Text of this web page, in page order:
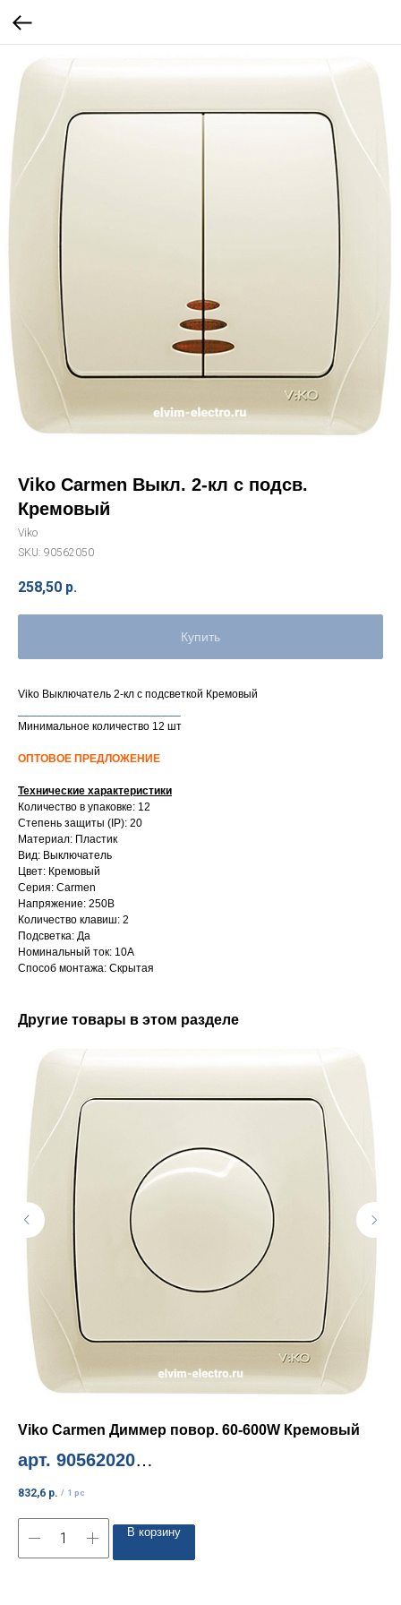
Viko Carmen Выкл. 2-кл с подсв.
Кремовый
Viko
SKU: 90562050
258,50 р.
Купить
Viko Выключатель 2-кл с подсветкой Кремовый
Минимальное количество 12 шт
ОПТОВОЕ ПРЕДЛОЖЕНИЕ
Технические характеристики
Количество в упаковке: 12
Степень защиты (IP): 20
Материал: Пластик
Вид: Выключатель
Цвет: Кремовый
Серия: Carmen
Напряжение: 250В
Количество клавиш: 2
Подсветка: Да
Номинальный ток: 10А
Способ монтажа: Скрытая
Другие товары в этом разделе
Viko Carmen Диммер повор. 60-600W Кремовый
арт. 90562020
Миним. количество 1шт
832,6 р. / 1 pc
В корзину